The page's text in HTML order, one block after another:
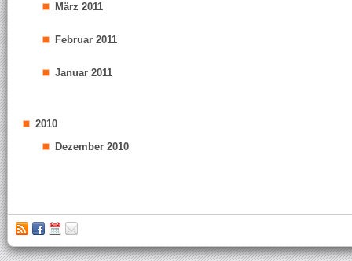
März 2011
Februar 2011
Januar 2011
2010
Dezember 2010